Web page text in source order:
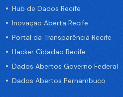
Hub de Dados Recife
Inovação Aberta Recife
Portal da Transparência Recife
Hacker Cidadão Recife
Dados Abertos Governo Federal
Dados Abertos Pernambuco